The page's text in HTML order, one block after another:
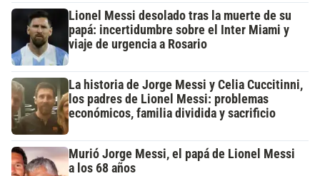
Lionel Messi desolado tras la muerte de su
papá: incertidumbre sobre el Inter Miami y
viaje de urgencia a Rosario
La historia de Jorge Messi y Celia Cuccitinni,
los padres de Lionel Messi: problemas
económicos, familia dividida y sacrificio
Murió Jorge Messi, el papá de Lionel Messi
a los 68 años